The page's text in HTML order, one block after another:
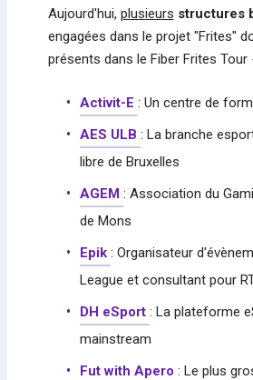
Aujourd'hui, plusieurs structures
engagées dans le projet "Frites"
présents dans le Fiber Frites Tour
Activit-E : Un centre de
AES ULB : La branche
libre de Bruxelles
AGEM : Association du
de Mons
Epik : Organisateur
League et consultant pour
DH eSport : La plateforme
mainstream
Fut with Apero : Le plus